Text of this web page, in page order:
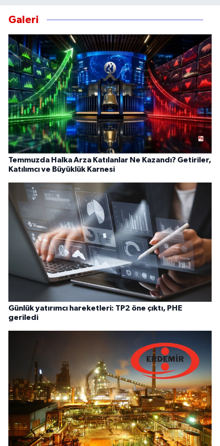
Galeri
Temmuzda Halka Arza Katılanlar Ne Kazandı? Getiriler,
Katılımcı ve Büyüklük Karnesi
Günlük yatırımcı hareketleri: TP2 öne çıktı, PHE
geriledi